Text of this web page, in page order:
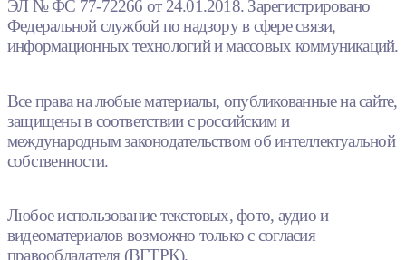
ЭЛ № ФС 77-72266 от 24.01.2018. Зарегистрировано
Федеральной службой по надзору в сфере связи,
информационных технологий и массовых коммуникаций.
Все права на любые материалы, опубликованные на сайте,
защищены в соответствии с российским и
международным законодательством об интеллектуальной
собственности.
Любое использование текстовых, фото, аудио и
видеоматериалов возможно только с согласия
правообладателя (ВГТРК).